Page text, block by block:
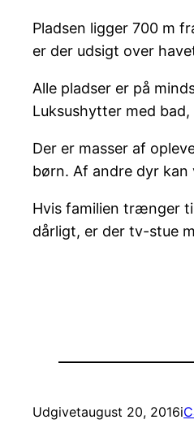
Pladsen ligger 700 m
er der udsigt over
Alle pladser er på
Luksushytter med
Der er masser af
børn. Af andre dyr
Hvis familien trænger
dårligt, er der tv-stue
Udgivetaugust 20, 2016i